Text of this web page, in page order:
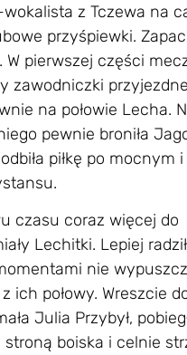
z Tczewa na
przyśpiewki.
W pierwszej części
zawodniczki
na połowie Lecha.
pewnie broniła
piłkę po mocnym
czasu coraz więcej do
Lechitki. Lepiej
nie
ich połowy. Wreszcie
Julia Przybył,
boiska i celnie